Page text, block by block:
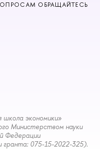
ОБРАЩАЙТЕСЬ
экономики»
Министерством науки
Федерации
075-15-2022-325).